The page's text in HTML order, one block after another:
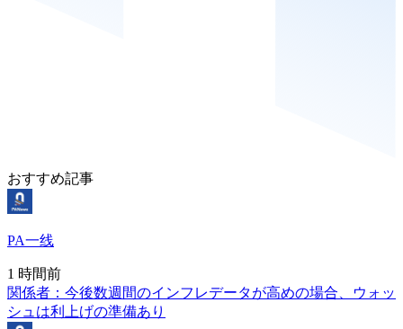
おすすめ記事
PA一线
1 時間前
関係者：今後数週間のインフレデータが高めの場合、ウォッ
シュは利上げの準備あり